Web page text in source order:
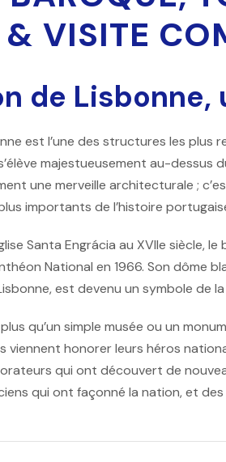
VISITE
de
est l’une des structures les plus
majestueusement au-dessus
une merveille architecturale ;
importants de l’histoire
Santa Engrácia au XVIIe siècle,
National en 1966. Son dôme
est devenu un symbole de
qu’un simple musée ou un
viennent honorer leurs héros
qui ont découvert de
qui ont façonné la nation, et